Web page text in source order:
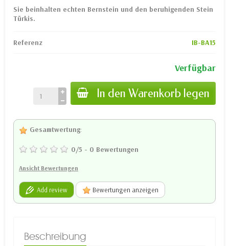
Sie beinhalten echten Bernstein und den beruhigenden Stein
Türkis.
Referenz IB-BA15
Verfügbar
In den Warenkorb legen
Gesamtwertung:
0/5 - 0 Bewertungen
Ansicht Bewertungen
Add review Bewertungen anzeigen
Beschreibung